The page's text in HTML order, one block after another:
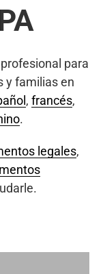
para
y familias en
, francés,
.
legales,